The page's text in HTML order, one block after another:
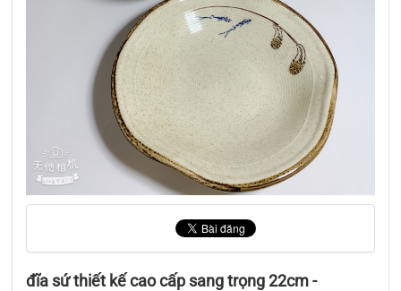
đĩa sứ thiết kế cao cấp sang trọng 22cm -